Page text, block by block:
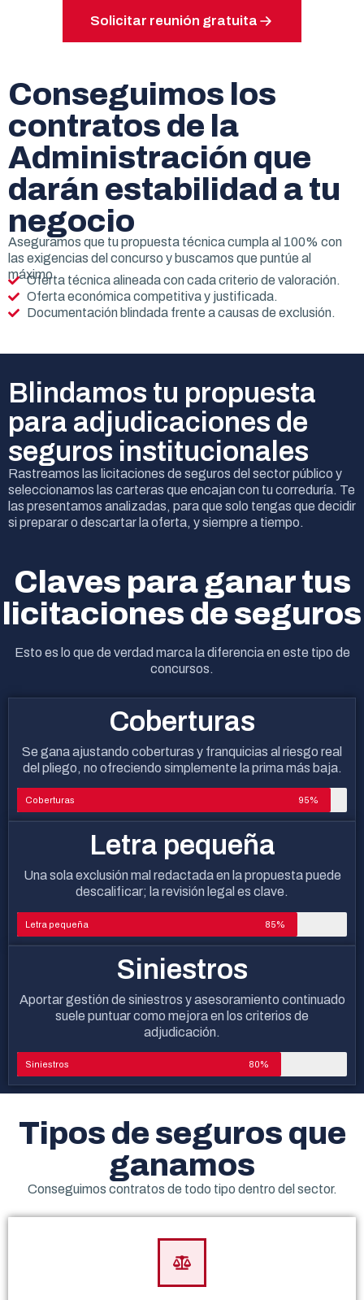
Solicitar reunión gratuita
Conseguimos los
contratos de la
Administración que
darán estabilidad a tu
negocio
Aseguramos que tu propuesta técnica cumpla al 100% con
las exigencias del concurso y buscamos que puntúe al
máximo.
Oferta técnica alineada con cada criterio de valoración.
Oferta económica competitiva y justificada.
Documentación blindada frente a causas de exclusión.
Blindamos tu propuesta
para adjudicaciones de
seguros institucionales
Rastreamos las licitaciones de seguros del sector público y
seleccionamos las carteras que encajan con tu correduría. Te
las presentamos analizadas, para que solo tengas que decidir
si preparar o descartar la oferta, y siempre a tiempo.
Claves para ganar tus
licitaciones de seguros
Esto es lo que de verdad marca la diferencia en este tipo de
concursos.
Coberturas
Se gana ajustando coberturas y franquicias al riesgo real
del pliego, no ofreciendo simplemente la prima más baja.
Coberturas 95%
Letra pequeña
Una sola exclusión mal redactada en la propuesta puede
descalificar; la revisión legal es clave.
Letra pequeña 85%
Siniestros
Aportar gestión de siniestros y asesoramiento continuado
suele puntuar como mejora en los criterios de
adjudicación.
Siniestros 80%
Tipos de seguros que
ganamos
Conseguimos contratos de todo tipo dentro del sector.